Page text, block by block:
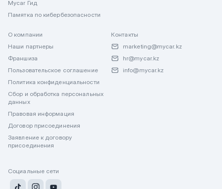
Mycar Гид
Памятка по кибербезопасности
О компании
Наши партнеры
Франшиза
Пользовательское соглашение
Политика конфиденциальности
Сбор и обработка персональных
данных
Правовая информация
Договор присоединения
Заявление к договору
присоединения
Контакты
marketing@mycar.kz
hr@mycar.kz
info@mycar.kz
Социальные сети